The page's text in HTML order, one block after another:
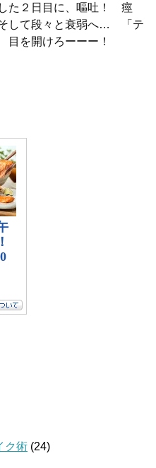
た２日目に、嘔吐！ 痙
て段々と衰弱へ… 「テ
目を開けろーーー！
ク術 (24)